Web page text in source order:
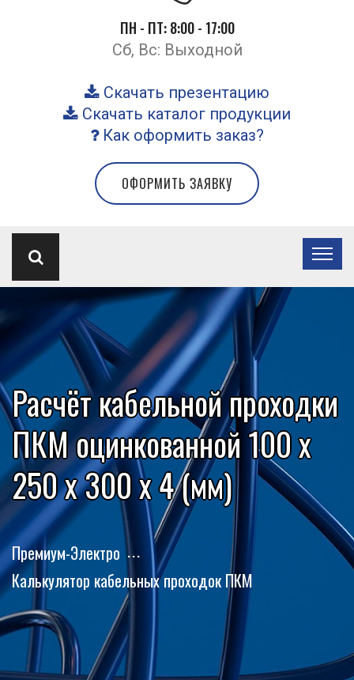
ПН - ПТ: 8:00 - 17:00
Сб, Вс: Выходной
Скачать презентацию
Скачать каталог продукции
Как оформить заказ?
ОФОРМИТЬ ЗАЯВКУ
Расчёт кабельной проходки
ПКМ оцинкованной 100 x
250 x 300 x 4 (мм)
Премиум-Электро
Калькулятор кабельных проходок ПКМ